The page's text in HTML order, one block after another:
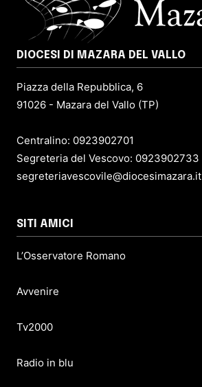
DIOCESI DI MAZARA DEL VALLO
Piazza della Repubblica, 6
91026 - Mazara del Vallo (TP)
Centralino: 0923902701
Segreteria del Vescovo: 0923902733
segreteriavescovile@diocesimazara.it
SITI AMICI
L’Osservatore Romano
Avvenire
Tv2000
Radio in blu